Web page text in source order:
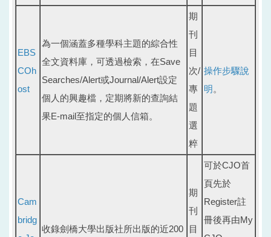
EBS
COh
ost
為一個涵蓋多種學科主題的綜合性
全文資料庫，可透過檢索，在Save
Searches/Alert或Journal/Alert設定
個人的興趣檔，定期將新的查詢結
果E-mail至指定的個人信箱。
期
刊
目
次/
專
題
選
粹
操作步驟說
明 。
Cam
bridg
收錄劍橋大學出版社所出版的近200
期
刊
目
可於CJO首
頁先於
Register註
冊後再由My